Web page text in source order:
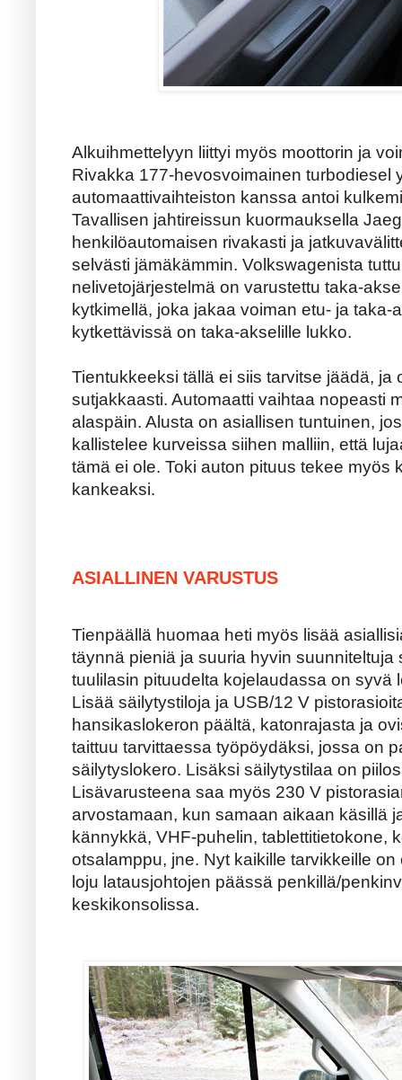
Alkuihmettelyyn liittyi myös moottorin ja
Rivakka 177-hevosvoimainen turbodiesel
automaattivaihteiston kanssa antoi
Tavallisen jahtireissun kuormauksella
henkilöautomaisen rivakasti ja
selvästi jämäkämmin. Volkswagenista
nelivetojärjestelmä on varustettu taka-
kytkimellä, joka jakaa voiman etu- ja
kytkettävissä on taka-akselille lukko.
Tientukkeeksi tällä ei siis tarvitse jäädä, ja
sutjakkaasti. Automaatti vaihtaa nopeasti
alaspäin. Alusta on asiallisen tuntuinen,
kallistelee kurveissa siihen malliin, että
tämä ei ole. Toki auton pituus tekee myös
kankeaksi.
ASIALLINEN VARUSTUS
Tienpäällä huomaa heti myös lisää
täynnä pieniä ja suuria hyvin
tuulilasin pituudelta kojelaudassa on syvä
Lisää säilytystiloja ja USB/12 V
hansikaslokeron päältä, katonrajasta ja
taittuu tarvittaessa työpöydäksi, jossa on
säilytyslokero. Lisäksi säilytystilaa on
Lisävarusteena saa myös 230 V
arvostamaan, kun samaan aikaan käsillä
kännykkä, VHF-puhelin, tablettitietokone,
otsalamppu, jne. Nyt kaikille tarvikkeille
loju latausjohtojen päässä penkillä/
keskikonsolissa.